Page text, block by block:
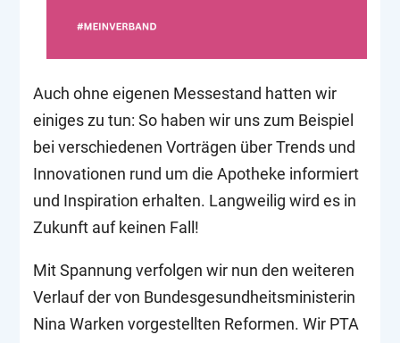
Auch ohne eigenen Messestand hatten wir
einiges zu tun: So haben wir uns zum Beispiel
bei verschiedenen Vorträgen über Trends und
Innovationen rund um die Apotheke informiert
und Inspiration erhalten. Langweilig wird es in
Zukunft auf keinen Fall!
Mit Spannung verfolgen wir nun den weiteren
Verlauf der von Bundesgesundheitsministerin
Nina Warken vorgestellten Reformen. Wir PTA